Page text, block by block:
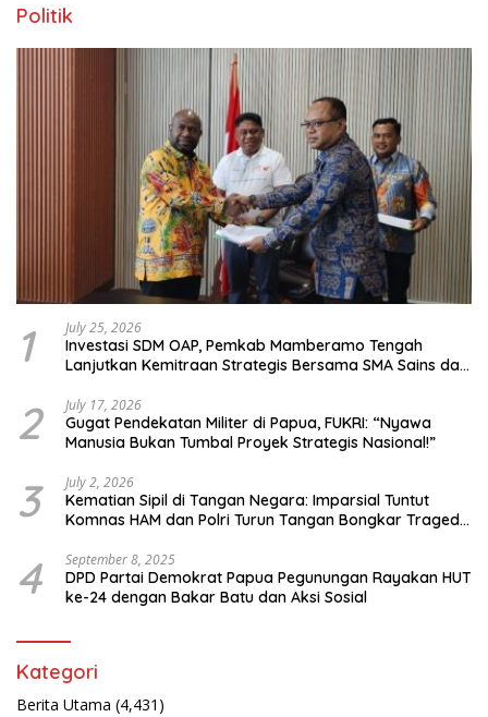
Politik
1 July 25, 2026
Investasi SDM OAP, Pemkab Mamberamo Tengah
Lanjutkan Kemitraan Strategis Bersama SMA Sains dan
2 July 17, 2026
Gugat Pendekatan Militer di Papua, FUKRI: “Nyawa
Manusia Bukan Tumbal Proyek Strategis Nasional!”
3 July 2, 2026
Kematian Sipil di Tangan Negara: Imparsial Tuntut
Komnas HAM dan Polri Turun Tangan Bongkar Tragedi
4 September 8, 2025
DPD Partai Demokrat Papua Pegunungan Rayakan HUT
ke-24 dengan Bakar Batu dan Aksi Sosial
Kategori
Berita Utama (4,431)